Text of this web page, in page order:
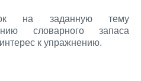
на заданную тему
словарного запаса
к упражнению.